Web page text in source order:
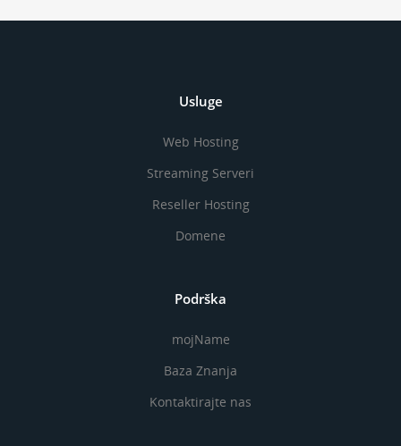
Usluge
Web Hosting
Streaming Serveri
Reseller Hosting
Domene
Podrška
mojName
Baza Znanja
Kontaktirajte nas